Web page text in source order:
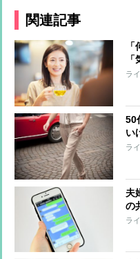
関連記事
え
ラ
50
い
が
ラ
夫
の
ッ
ラ